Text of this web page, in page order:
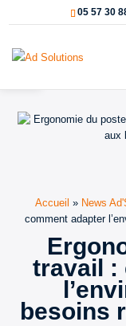
Ouvrir la barre d’outils
05 57 30
Accueil » News
comment adapter
travail :
besoins